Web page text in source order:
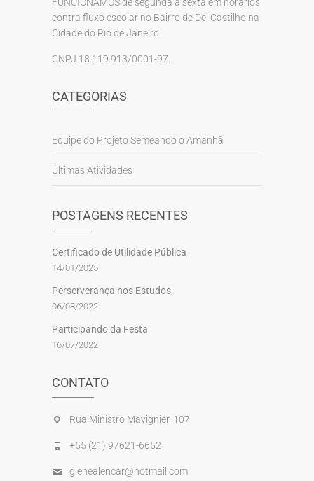
contra fluxo escolar no Bairro de Del Castilho na
Cidade do Rio de Janeiro.
CNPJ 18.119.913/0001-97.
CATEGORIAS
Equipe do Projeto Semeando o Amanhã
Últimas Atividades
POSTAGENS RECENTES
Certificado de Utilidade Pública
14/01/2025
Perserverança nos Estudos
06/08/2022
Participando da Festa
16/07/2022
CONTATO
Rua Ministro Mavignier, 107
+55 (21) 97621-6652
glenealencar@hotmail.com